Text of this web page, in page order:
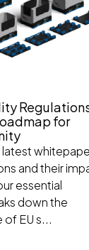
for
and their
essential
down the
EU s...